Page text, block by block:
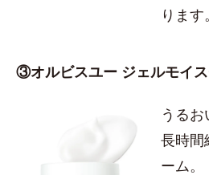
ります。
③オルビスユー ジェルモイ
うる
長時間
ーム。